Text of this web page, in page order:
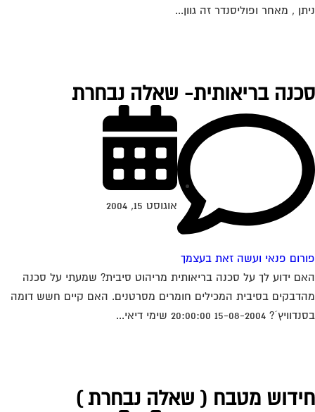
, מאחר ופוליסנדר זה גוון...
בריאותית- שאלה נבחרת
פנאי ועשה זאת בעצמך
אוגוסט 15, 2004
ידוע לך על סכנה בריאותית מריהוט סיבית? שמעתי על סכנה
בסיבית המכילים חומרים מסרטנים. האם קיים חשש דומה
15-08-2004 20:00:00 שימי דיאי...
מטבח ( שאלה נבחרת )